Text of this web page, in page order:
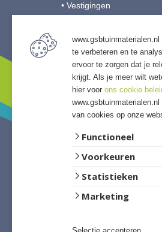
• Vestigingen
• Veelgestelde vragen
• Algemene voorwaarden
• Betalingsmogelijkheden
• Privacyverklaring
te verbeteren en te
ervoor te zorgen dat je
krijgt. Als je meer wilt
hier voor ons cookie
van cookies op onze
Functioneel
Voorkeuren
Statistieken
Marketing
Selectie accepteren